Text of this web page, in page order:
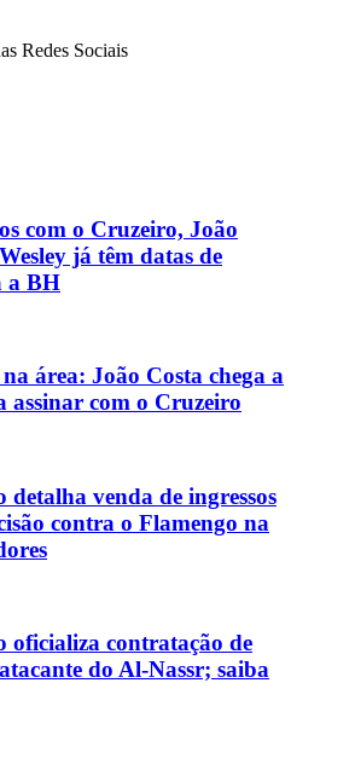
Redes Sociais
com o Cruzeiro, João
já têm datas de
a BH
área: João Costa chega a
assinar com o Cruzeiro
detalha venda de ingressos
contra o Flamengo na
oficializa contratação de
do Al-Nassr; saiba